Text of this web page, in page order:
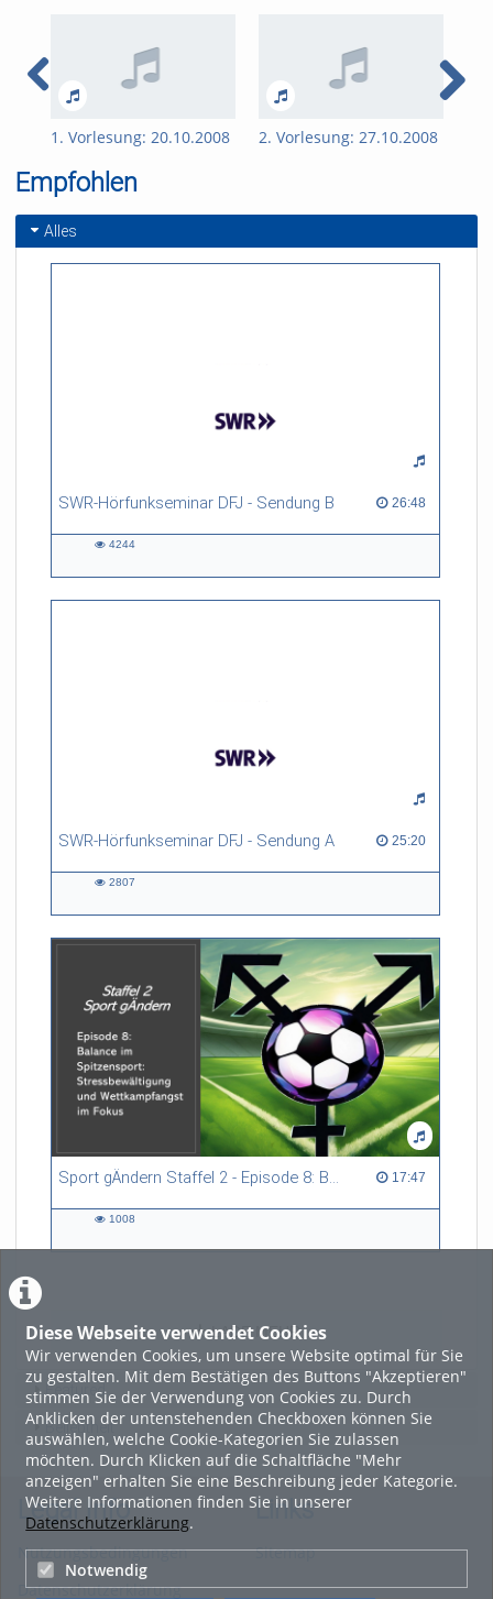
Diese Webseite verwendet Cookies
Wir verwenden Cookies, um unsere Website optimal für Sie
zu gestalten. Mit dem Bestätigen des Buttons "Akzeptieren"
stimmen Sie der Verwendung von Cookies zu. Durch
Anklicken der untenstehenden Checkboxen können Sie
auswählen, welche Cookie-Kategorien Sie zulassen
möchten. Durch Klicken auf die Schaltfläche "Mehr
anzeigen" erhalten Sie eine Beschreibung jeder Kategorie.
Weitere Informationen finden Sie in unserer
Datenschutzerklärung.
Notwendig
1. Vorlesung: 20.10.2008 2. Vorlesung: 27.10.2008
Empfohlen
Alles
SWR-Hörfunkseminar DFJ - Sendung B 26:48
26:48 duration
4244
SWR-Hörfunkseminar DFJ - Sendung A 25:20
25:20 duration
2807
Sport gÄndern Staffel 2 - Episode 8: Balance im Spitzensport: Stressbewältigung und Wettkampfangst im Fokus 17:47
17:47 duration
1008
LADE MEHR
Featured
Beliebtheit
Legal Info
Nutzungsbedingungen
Datenschutzerklärung
Links
Sitemap